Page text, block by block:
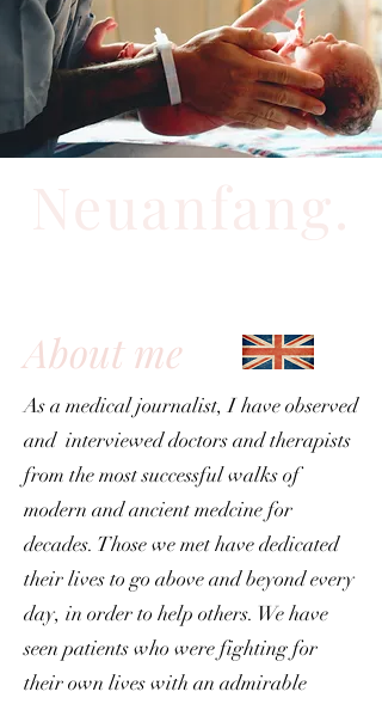
About me
As a medical journalist, I have observed
and interviewed doctors and therapists
from the most successful walks of
modern and ancient medcine for
decades. Those we met have dedicated
their lives to go above and beyond every
day, in order to help others. We have
seen patients who were fighting for
their own lives with an admirable